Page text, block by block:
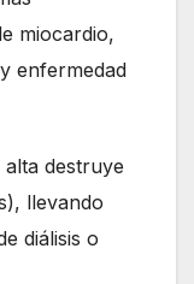
miocardio,
enfermedad
destruye
llevando
diálisis o